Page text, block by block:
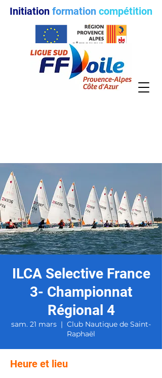
Initiation formation compétition
ILCA Selective France
3- Championnat
Régional 4
sam. 21 mars
  |
Club Nautique de Saint-
Raphaël
Heure et lieu